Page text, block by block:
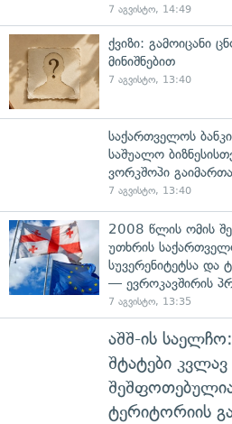
7 აგვისტო, 14:49
ქვიზი: გამოიცანი
მინიშნებით
7 აგვისტო, 13:40
საქართველოს
საშუალო
ვორკშოპი გაიმართა
7 აგვისტო, 13:40
2008 წლის ომის
უთხრის
სუვერენიტეტსა
— ევროკავშირის
7 აგვისტო, 13:35
აშშ-ის
შტატები
ტერიტორიის